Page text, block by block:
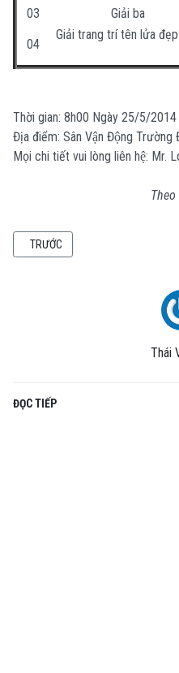
Thái
ĐỌC TIẾP
03
Giải ba
04
Giải trang trí tên lửa
Thời gian: 8h00 Ngày 25/5/2014
Địa điểm: Sân Vận Động Trường
Mọi chi tiết vui lòng liên hệ: Mr.
Theo
BÀI VIẾT TRƯỚC: SEMINAR: DỰ
TRƯỚC